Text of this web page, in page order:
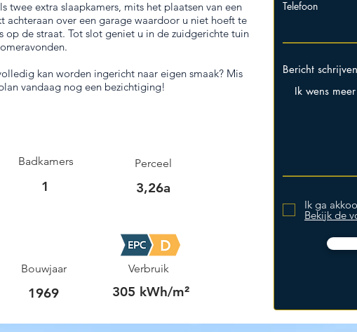
twee extra slaapkamers, mits het plaatsen van een
achteraan over een garage waardoor u niet hoeft te
op de straat. Tot slot geniet u in de zuidgerichte tuin
kan worden ingericht naar eigen smaak? Mis
vandaag nog een bezichtiging!
Badkamers
1
Perceel
3,26a
Bouwjaar
1969
Verbruik
305 kWh/m²
Telefoon
Bericht schrijven
Ik ga
Bekijk de